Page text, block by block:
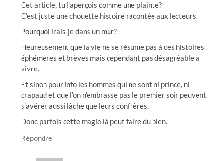
Cet article, tu l’aperçois comme une plainte?
C’est juste une chouette histoire racontée aux lecteurs.
Pourquoi irais-je dans un mur?
Heureusement que la vie ne se résume pas à ces histoires
éphémères et brèves mais cependant pas désagréable à
vivre.
Et sinon pour info les hommes qui ne sont ni prince, ni
crapaud et que l’on n’embrasse pas le premier soir peuvent
s’avérer aussi lâche que leurs confrères.
Donc parfois cette magie là peut faire du bien.
Répondre